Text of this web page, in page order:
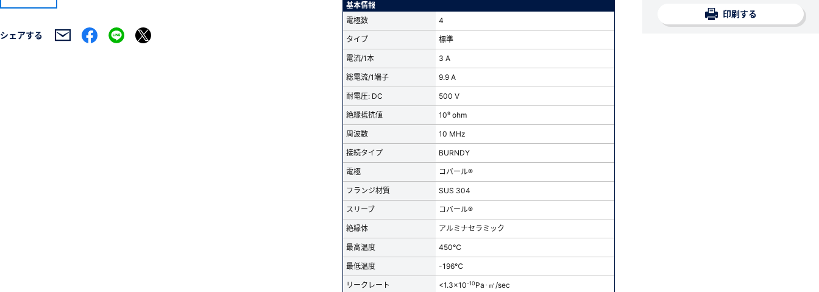
シェアする
基本情報
電極数
4
タイプ 標準
電流/1本 3 A
総電流/1端子 9.9 A
耐電圧: DC 500 V
絶縁抵抗値 10⁹ ohm
周波数 10 MHz
接続タイプ BURNDY
電極 コバール®
フランジ材質 SUS 304
スリーブ コバール®
絶縁体 アルミナセラミック
最高温度 450℃
最低温度 -196℃
リークレート <1.3x10-10Pa･㎥/sec
印刷する